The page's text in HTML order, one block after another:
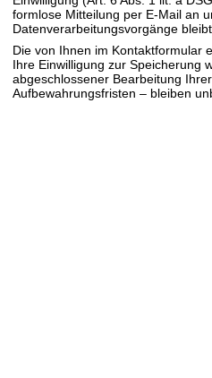
formlose Mitteilung per E-Mail an
Datenverarbeitungsvorgänge
Die von Ihnen im Kontaktformular
Ihre Einwilligung zur Speicherung
abgeschlossener Bearbeitung
Aufbewahrungsfristen – bleiben